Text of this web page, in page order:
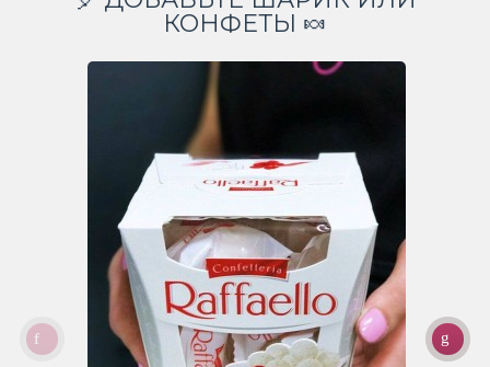
КОНФЕТЫ 🍬